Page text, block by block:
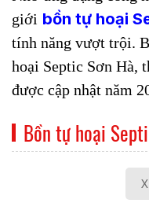
giới bồn tự hoại
tính năng vượt trội.
hoại Septic Sơn Hà,
được cập nhật năm
Bồn tự hoại